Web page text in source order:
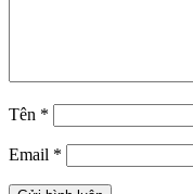
Tên *
Email *